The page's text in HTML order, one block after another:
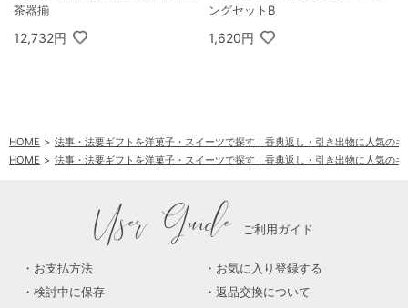
茶器揃
12,732円
ングセットB
1,620円
HOME
法事・法要ギフトを洋菓子・スイーツで探す｜香典返し・引き出物に人気のギ
HOME
法事・法要ギフトを洋菓子・スイーツで探す｜香典返し・引き出物に人気のギ
User Guide ご利用ガイド
お支払方法
お気に入り登録する
検討中に保存
返品交換について